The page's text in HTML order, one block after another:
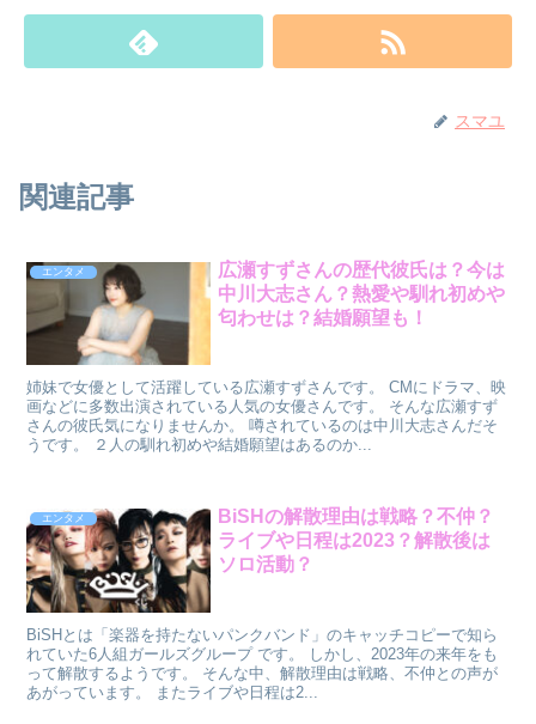
スマユ
関連記事
エンタメ
広瀬すずさんの歴代彼氏は？今は
中川大志さん？熱愛や馴れ初めや
匂わせは？結婚願望も！
姉妹で女優として活躍している広瀬すずさんです。 CMにドラマ、映
画などに多数出演されている人気の女優さんです。 そんな広瀬すず
さんの彼氏気になりませんか。 噂されているのは中川大志さんだそ
うです。 ２人の馴れ初めや結婚願望はあるのか...
エンタメ
BiSHの解散理由は戦略？不仲？
ライブや日程は2023？解散後は
ソロ活動？
BiSHとは「楽器を持たないパンクバンド」のキャッチコピーで知ら
れていた6人組ガールズグループ です。 しかし、2023年の来年をも
って解散するようです。 そんな中、解散理由は戦略、不仲との声が
あがっています。 またライブや日程は2...